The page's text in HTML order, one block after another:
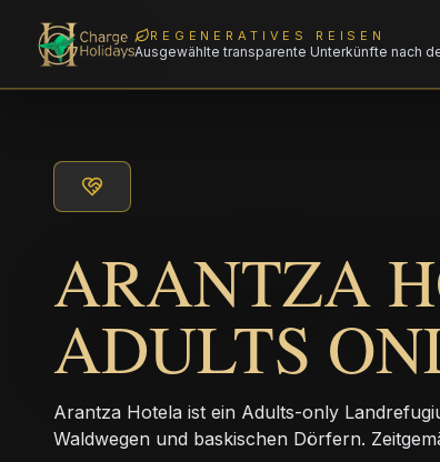
REGENERATIVES REISEN
Ausgewählte transparente Unterkünfte nach
ARANTZA
ADULTS
Arantza Hotela ist ein Adults-only
Waldwegen und baskischen Dörfern.